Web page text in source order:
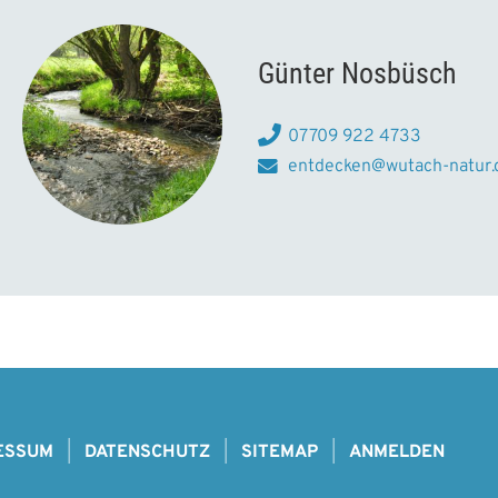
Günter Nosbüsch
07709 922 4733
entdecken@wutach-
DATENSCHUTZ SITEMAP ANMELDEN